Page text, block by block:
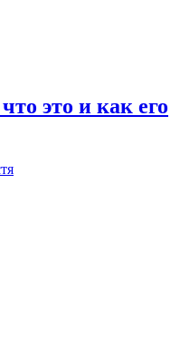
это и как его